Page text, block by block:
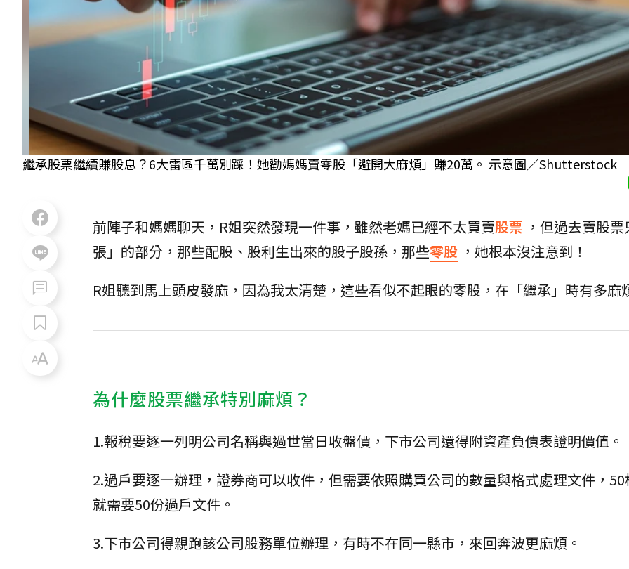
繼承股票繼續賺股息？6大雷區千萬別踩！她勸媽媽賣零股「避開大麻煩」賺20萬。 示意圖／Shutterstock
前陣子和媽媽聊天，R姐突然發現一件事，雖然老媽已經不太買賣股票 ，但過去賣股
張」的部分，那些配股、股利生出來的股子股孫，那些零股 ，她根本沒注意到！
R姐聽到馬上頭皮發麻，因為我太清楚，這些看似不起眼的零股，在「繼承」時有多麻
為什麼股票繼承特別麻煩？
1.報稅要逐一列明公司名稱與過世當日收盤價，下市公司還得附資產負債表證明價值。
2.過戶要逐一辦理，證券商可以收件，但需要依照購買公司的數量與格式處理文件，
就需要50份過戶文件。
3.下市公司得親跑該公司股務單位辦理，有時不在同一縣市，來回奔波更麻煩。